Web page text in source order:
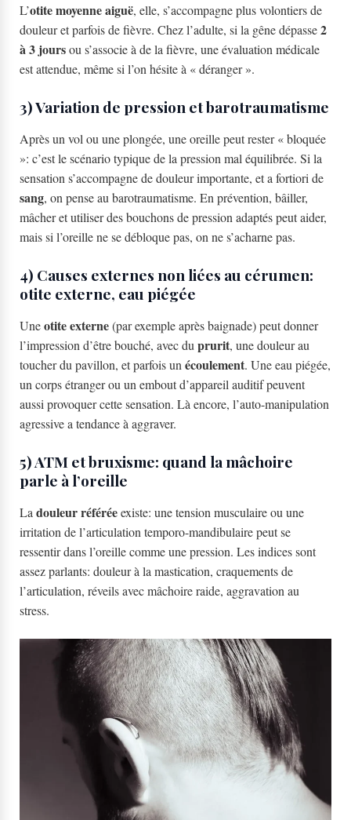
L’otite moyenne aiguë, elle, s’accompagne plus volontiers de
douleur et parfois de fièvre. Chez l’adulte, si la gêne dépasse2
à 3 joursou s’associe à de la fièvre, une évaluation médicale
est attendue, même si l’on hésite à « déranger ».
3) Variation de pression et barotraumatisme
Après un vol ou une plongée, une oreille peut rester « bloquée
»: c’est le scénario typique de la pression mal équilibrée. Si la
sensation s’accompagne de douleur importante, et a fortiori de
sang, on pense au barotraumatisme. En prévention, bâiller,
mâcher et utiliser des bouchons de pression adaptés peut aider,
mais si l’oreille ne se débloque pas, on ne s’acharne pas.
4) Causes externes non liées au cérumen:
otite externe, eau piégée
Uneotite externe(par exemple après baignade) peut donner
l’impression d’être bouché, avec duprurit, une douleur au
toucher du pavillon, et parfois unécoulement. Une eau piégée,
un corps étranger ou un embout d’appareil auditif peuvent
aussi provoquer cette sensation. Là encore, l’auto-manipulation
agressive a tendance à aggraver.
5) ATM et bruxisme: quand la mâchoire
parle à l’oreille
Ladouleur référéeexiste: une tension musculaire ou une
irritation de l’articulation temporo-mandibulaire peut se
ressentir dans l’oreille comme une pression. Les indices sont
assez parlants: douleur à la mastication, craquements de
l’articulation, réveils avec mâchoire raide, aggravation au
stress.